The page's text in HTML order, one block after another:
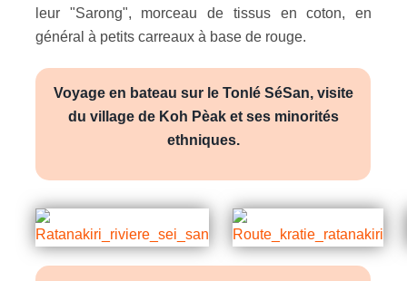
leur "Sarong", morceau de tissus en coton, en
général à petits carreaux à base de rouge.
Voyage en bateau sur le Tonlé SéSan, visite
du village de Koh Pèak et ses minorités
ethniques.